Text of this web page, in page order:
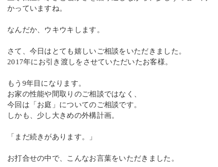
かっていますね。
なんだか、ウキウキします。
さて、今日はとても嬉しいご相談をいただきました。
2017年にお引き渡しをさせていただいたお客様。
もう9年目になります。
お家の性能や間取りのご相談ではなく、
今回は「お庭」についてのご相談です。
しかも、少し大きめの外構計画。
「まだ続きがあります。」
お打合せの中で、こんなお言葉をいただきました。